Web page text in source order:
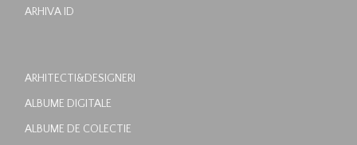
ARHIVA ID
ARHITECTI&DESIGNERI
ALBUME DIGITALE
ALBUME DE COLECTIE